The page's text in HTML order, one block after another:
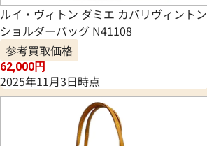
ルイ・ヴィトン ダミエ カバリヴィントン
ショルダーバッグ N41108
参考買取価格
62,000円
2025年11月3日時点